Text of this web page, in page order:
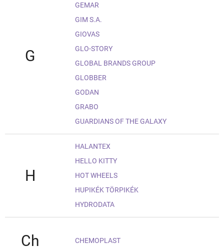
G
GEMAR
GIM S.A.
GIOVAS
GLO-STORY
GLOBAL BRANDS GROUP
GLOBBER
GODAN
GRABO
GUARDIANS OF THE GALAXY
H
HALANTEX
HELLO KITTY
HOT WHEELS
HUPIKÉK TÖRPIKÉK
HYDRODATA
Ch CHEMOPLAST